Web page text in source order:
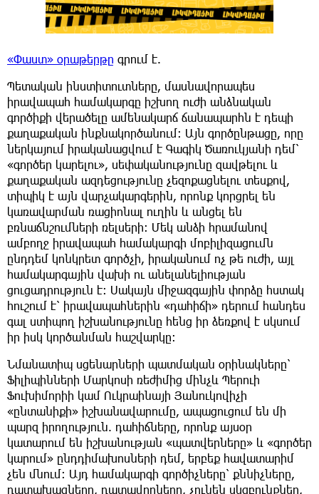
«Փաստ» օրաթերթը գրում է.
Պետական ինստիտուտները, մասնավորապես
իրավապահ համակարգը իշխող ուժի անձնական
գործիքի վերածելը ամենակարճ ճանապարհն է դեպի
քաղաքական ինքնակործանում։ Այն գործընթացը, որը
ներկայում իրականացվում է Գագիկ Ծառուկյանի դեմ՝
«գործեր կարելու», սեփականությունը զավթելու և
քաղաքական ազդեցությունը չեզոքացնելու տեսքով,
տիպիկ է այն վարչակարգերին, որոնք կորցրել են
կառավարման ռացիոնալ ուղին և անցել են
բռնաճնշումների ռելսերի։ Մեկ անձի հրամանով
ամբողջ իրավապահ համակարգի մոբիլիզացումն
ընդդեմ կոնկրետ գործչի, իրականում ոչ թե ուժի, այլ
համակարգային վախի ու անելանելիության
ցուցադրություն է։ Սակայն միջազգային փորձը հստակ
հուշում է՝ իրավապահներին «դահիճի» դերում հանդես
գալ ստիպող իշխանությունը հենց իր ձեռքով է սկսում
իր իսկ կործանման հաշվարկը։
Նմանատիպ սցենարների պատմական օրինակները՝
Ֆիլիպինների Մարկոսի ռեժիմից մինչև Պերուի
Ֆուխիմորիի կամ Ուկրաինայի Յանուկովիչի
«ընտանիքի» իշխանավարումը, ապացուցում են մի
պարզ իրողություն. դահիճները, որոնք այսօր
կատարում են իշխանության «պատվերները» և «գործեր
կարում» ընդդիմախոսների դեմ, երբեք հավատարիմ
չեն մնում։ Այդ համակարգի գործիչները՝ քննիչները,
դատախազները, դատավորները, չունեն սկզբունքներ,